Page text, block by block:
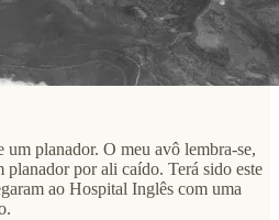
um planador. O meu avô lembra-se,
planador por ali caído. Terá sido este
ao Hospital Inglês com uma